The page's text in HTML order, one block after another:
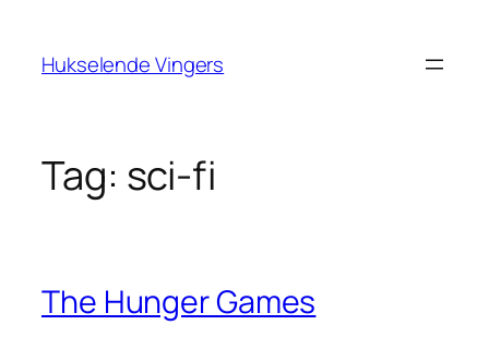
Hukselende Vingers
Tag: sci-fi
The Hunger Games